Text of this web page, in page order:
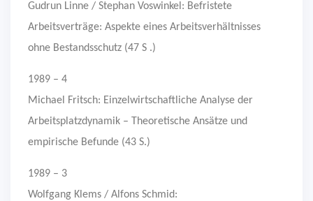
Gudrun Linne / Stephan Voswinkel: Befristete
Arbeitsverträge: Aspekte eines Arbeitsverhältnisses
ohne Bestandsschutz (47 S .)
1989 – 4
Michael Fritsch: Einzelwirtschaftliche Analyse der
Arbeitsplatzdynamik – Theoretische Ansätze und
empirische Befunde (43 S.)
1989 – 3
Wolfgang Klems / Alfons Schmid: